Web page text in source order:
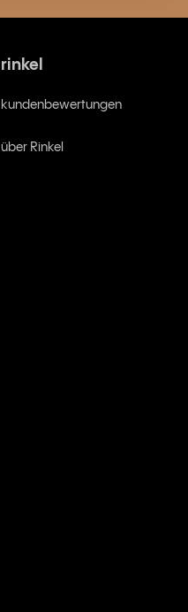
rinkel
kundenbewertungen
über Rinkel